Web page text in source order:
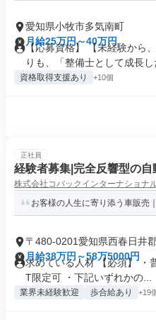
愛知県小牧市多気南町
月給25万円～40万円
【応募資格】 【未経験から
りも、「整備士として成長し
資格取得支援あり +10個
正社員
経験者募集|完全反響型の
株式会社コバックインターナショナ
お客様の人生に寄り添う車販
〒480-0201愛知県西春日井
月給38万円～58万5000円
求めている人材 【必須】
T限定可 ・下記いずれかの...
業界未経験歓迎 歩合給あり +19